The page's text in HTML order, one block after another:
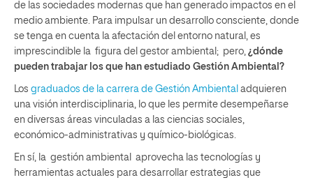
de las sociedades modernas que han generado impactos en el
medio ambiente. Para impulsar un desarrollo consciente, donde
se tenga en cuenta la afectación del entorno natural, es
imprescindible la figura del gestor ambiental; pero, ¿dónde
pueden trabajar los que han estudiado Gestión Ambiental?
Los graduados de la carrera de Gestión Ambiental adquieren
una visión interdisciplinaria, lo que les permite desempeñarse
en diversas áreas vinculadas a las ciencias sociales,
económico-administrativas y químico-biológicas.
En sí, la gestión ambiental aprovecha las tecnologías y
herramientas actuales para desarrollar estrategias que